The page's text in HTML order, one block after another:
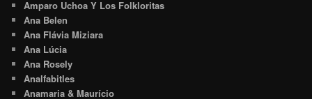
Amparo Uchoa Y Los Folkloritas
Ana Belen
Ana Flávia Miziara
Ana Lúcia
Ana Rosely
Analfabitles
Anamaria & Maurício